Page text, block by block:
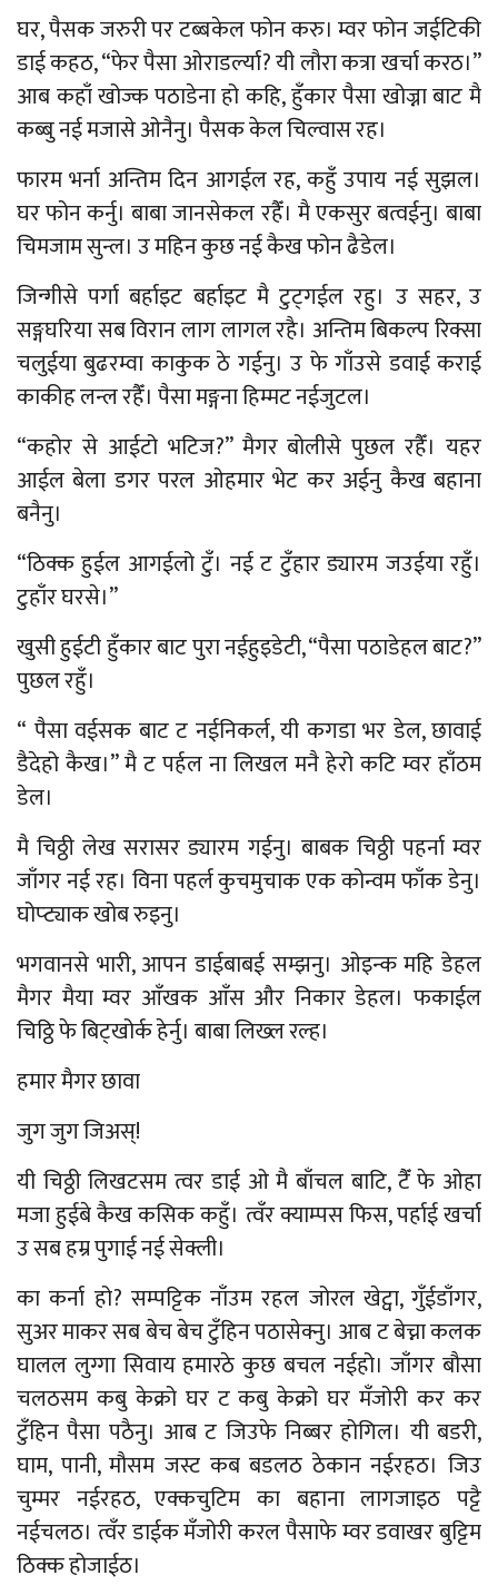
घर, पैसक जरुरी पर टब्बकेल फोन करु। म्वर फोन जईटिकी
डाई कहठ, “फेर पैसा ओराडर्ल्या? यी लौरा कत्रा खर्चा करठ।”
आब कहाँ खोज्क पठाडेना हो कहि, हुँकार पैसा खोज्ना बाट मै
कब्बु नई मजासे ओनैनु। पैसक केल चिल्वास रह।
फारम भर्ना अन्तिम दिन आगईल रह, कहुँ उपाय नई सुझल।
घर फोन कर्नु। बाबा जानसेकल रहैँ। मै एकसुर बत्वईनु। बाबा
चिमजाम सुन्ल। उ महिन कुछ नई कैख फोन ढैडेल।
जिन्गीसे पर्गा बर्हाइट बर्हाइट मै टुट्गईल रहु। उ सहर, उ
सङ्गघरिया सब विरान लाग लागल रहै। अन्तिम बिकल्प रिक्सा
चलुईया बुढरम्वा काकुक ठे गईनु। उ फे गाँउसे डवाई कराई
काकीह लन्ल रहैँ। पैसा मङ्गना हिम्मट नईजुटल।
“कहोर से आईटो भटिज?” मैगर बोलीसे पुछल रहैँ। यहर
आईल बेला डगर परल ओहमार भेट कर अईनु कैख बहाना
बनैनु।
“ठिक्क हुईल आगईलो टुँ। नई ट टुँहार ड्यारम जउईया रहुँ।
टुहाँर घरसे।”
खुसी हुईटी हुँकार बाट पुरा नईहुइडेटी, “पैसा पठाडेहल बाट?”
पुछल रहुँ।
“ पैसा वईसक बाट ट नईनिकर्ल, यी कगडा भर डेल, छावाई
डैदेहो कैख।” मै ट पर्हल ना लिखल मनै हेरो कटि म्वर हाँठम
डेल।
मै चिठ्ठी लेख सरासर ड्यारम गईनु। बाबक चिठ्ठी पहर्ना म्वर
जाँगर नई रह। विना पहर्ल कुचमुचाक एक कोन्वम फाँक डेनु।
घोप्ट्याक खोब रुइनु।
भगवानसे भारी, आपन डाईबाबई सम्झनु। ओइन्क महि डेहल
मैगर मैया म्वर आँखक आँस और निकार डेहल। फकाईल
चिठ्ठि फे बिट्खोर्क हेर्नु। बाबा लिख्ल रल्ह।
हमार मैगर छावा
जुग जुग जिअस्!
यी चिठ्ठी लिखटसम त्वर डाई ओ मै बाँचल बाटि, टैँ फे ओहा
मजा हुईबे कैख कसिक कहुँ। त्वँर क्याम्पस फिस, पर्हाई खर्चा
उ सब हम्र पुगाई नई सेक्ली।
का कर्ना हो? सम्पट्टिक नाँउम रहल जोरल खेट्वा, गुँईडाँगर,
सुअर माकर सब बेच बेच टुँहिन पठासेक्नु। आब ट बेच्ना कलक
घालल लुग्गा सिवाय हमारठे कुछ बचल नईहो। जाँगर बौसा
चलठसम कबु केक्रो घर ट कबु केक्रो घर मँजोरी कर कर
टुँहिन पैसा पठैनु। आब ट जिउफे निब्बर होगिल। यी बडरी,
घाम, पानी, मौसम जस्ट कब बडलठ ठेकान नईरहठ। जिउ
चुम्मर नईरहठ, एक्कचुटिम का बहाना लागजाइठ पट्टै
नईचलठ। त्वँर डाईक मँजोरी करल पैसाफे म्वर डवाखर बुट्टिम
ठिक्क होजाईठ।